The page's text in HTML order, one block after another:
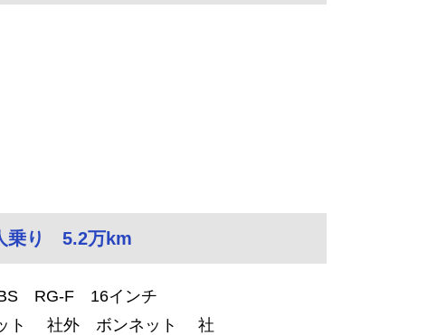
乗り 5.2万km
RG-F 16インチ
ット 社外 ボンネット 社